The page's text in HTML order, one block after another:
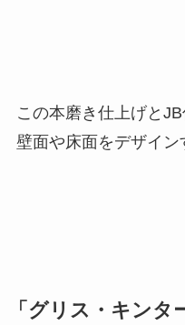
この本磨き仕上げと
壁面や床面をデザイン
「グリス・キンタ